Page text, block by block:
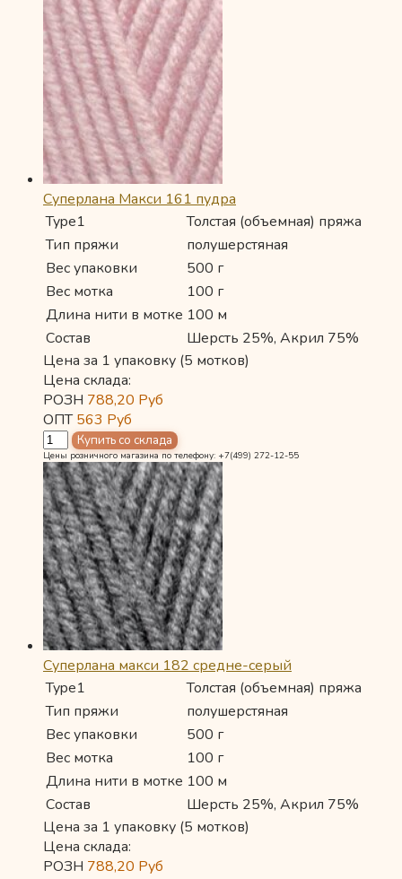
Суперлана Макси 161 пудра
Type1
Толстая (объемная) пряжа
Тип пряжи
полушерстяная
Вес упаковки
500 г
Вес мотка
100 г
Длина нити в мотке 100 м
Состав
Шерсть 25%, Акрил 75%
Цена за 1 упаковку (5 мотков)
Цена склада:
РОЗН 788,20 Руб
ОПТ563 Руб
Цены розничного магазина по телефону: +7(499) 272-12-55
Суперлана макси 182 средне-серый
Type1
Толстая (объемная) пряжа
Тип пряжи
полушерстяная
Вес упаковки
500 г
Вес мотка
100 г
Длина нити в мотке 100 м
Состав
Шерсть 25%, Акрил 75%
Цена за 1 упаковку (5 мотков)
Цена склада:
РОЗН 788,20 Руб